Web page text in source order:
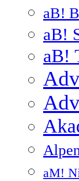
aB!
aB!
aB!
aM!